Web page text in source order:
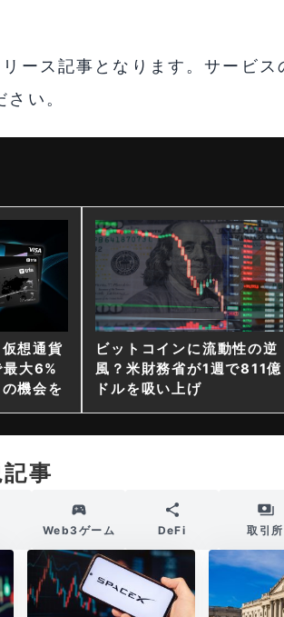
ース記事となります。サービ
い。
仮想通貨
大6%
機会を
ビットコインに流動性の逆
風？米財務省が1週で811億
ドルを吸い上げ
事
Web3ゲーム DeFi 取引所